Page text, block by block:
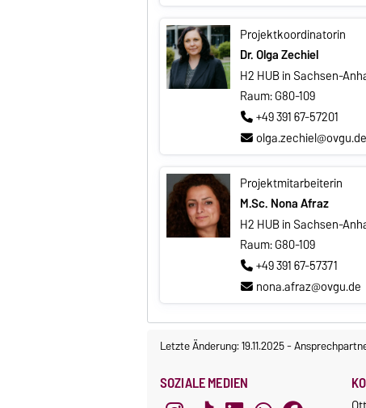
Projektkoordinatorin
Dr. Olga Zechiel
H2 HUB in Sachsen-
Raum: G80-109
+49 391 67-57201
olga.zechiel@ovgu.de
Projektmitarbeiterin
M.Sc. Nona Afraz
H2 HUB in Sachsen-
Raum: G80-109
+49 391 67-57371
nona.afraz@ovgu.de
Letzte Änderung: 19.11.2025-
SOZIALE MEDIEN